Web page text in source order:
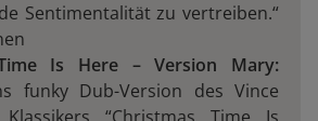
Sentimentalität zu vertreiben.“
Is Here – Version Mary:
funky Dub-Version des Vince